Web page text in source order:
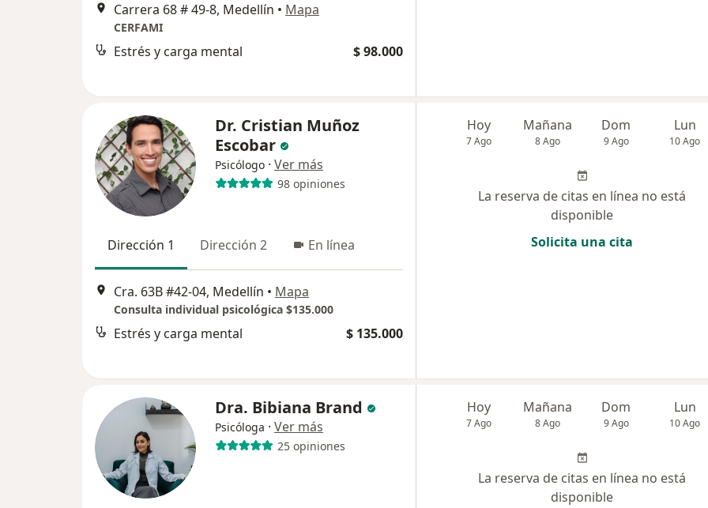
Carrera 68 # 49-8, Medellín • Mapa
CERFAMI
Estrés y carga mental $ 98.000
Dr. Cristian Muñoz
Escobar
Psicólogo · Ver más
98 opiniones
Dirección 1 Dirección 2 En línea
Cra. 63B #42-04, Medellín • Mapa
Consulta individual psicológica $135.000
Estrés y carga mental $ 135.000
Hoy
7 Ago
Mañana
8 Ago
Dom
9 Ago
Lun
10 Ago
La reserva de citas en línea no está
disponible
Solicita una cita
Dra. Bibiana Brand
Psicóloga · Ver más
25 opiniones
Hoy
7 Ago
Mañana
8 Ago
Dom
9 Ago
Lun
10 Ago
La reserva de citas en línea no está
disponible